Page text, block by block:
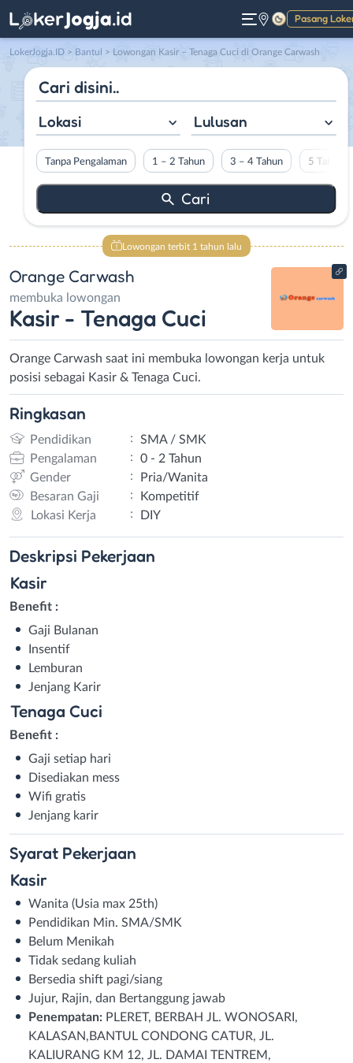
Pasang
Gelap
LokerJogja.ID > Bantul > Lowongan Kasir – Tenaga Cuci di Orange Carwash
Lokasi Lulusan
Tanpa Pengalaman 1 – 2 Tahun 3 – 4 Tahun 5 Tahun
Lowongan terbit 1 tahun lalu
Orange Carwash
membuka lowongan
Kasir - Tenaga Cuci
Orange Carwash saat ini membuka lowongan kerja untuk
posisi sebagai Kasir & Tenaga Cuci.
Ringkasan
Pendidikan :
SMA / SMK
Pengalaman
:
0 - 2 Tahun
Gender
:
Pria/Wanita
Besaran Gaji
:
Kompetitif
Lokasi Kerja
: DIY
Deskripsi Pekerjaan
Kasir
Benefit :
Gaji Bulanan
Insentif
Lemburan
Jenjang Karir
Tenaga Cuci
Benefit :
Gaji setiap hari
Disediakan mess
Wifi gratis
Jenjang karir
Syarat Pekerjaan
Kasir
Wanita (Usia max 25th)
Pendidikan Min. SMA/SMK
Belum Menikah
Tidak sedang kuliah
Bersedia shift pagi/siang
Jujur, Rajin, dan Bertanggung jawab
Penempatan: PLERET, BERBAH JL. WONOSARI,
KALASAN,BANTUL CONDONG CATUR, JL.
KALIURANG KM 12, JL. DAMAI TENTREM,